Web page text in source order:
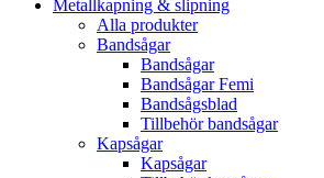
Metallkapning & slipning
Alla produkter
Bandsågar
Bandsågar
Bandsågar Femi
Bandsågsblad
Tillbehör bandsågar
Kapsågar
Kapsågar